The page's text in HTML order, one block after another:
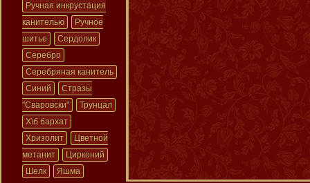
Ручная инкрустация
канителью
Ручное
шитье
Сердолик
Серебро
Серебряная канитель
Синий
Стразы
"Сваровски"
Трунцал
Х\б бархат
Хризолит
Цветной
метанит
Цирконий
Шелк
Яшма